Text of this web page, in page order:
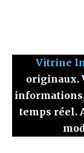
Vitrine
originaux.
temps réel.